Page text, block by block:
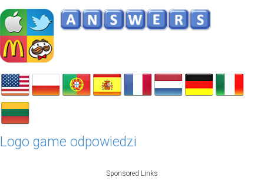
Logo game odpowiedzi
Sponsored Links